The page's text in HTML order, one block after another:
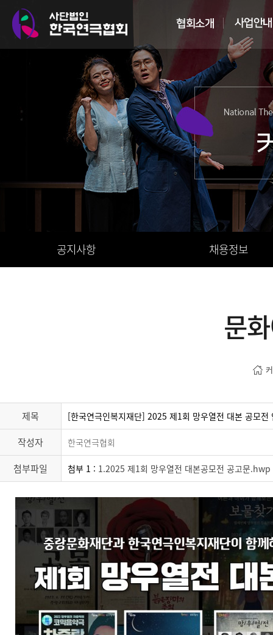
공지사항 채용정보
문
제목 [한국연극인복지재단] 2025 제1회 망우열전 대본 공모전
작성자 한국연극협회
첨부파일 첨부 1 : 1.2025 제1회 망우열전 대본공모전 공고문.hwp